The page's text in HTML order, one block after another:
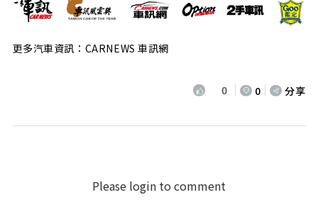
更多汽車資訊：CARNEWS 車訊網
0 0 分享
Please login to comment